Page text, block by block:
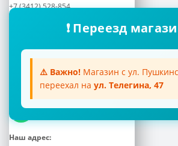
+7 (3412) 528-854
aquatoria018@inbox.ru
Мессенджеры:
Viber
WhatsApp
Наш адрес:
❗ Переезд
⚠️ Важно! Магазин с ул.
переехал на ул. Телегина, 47